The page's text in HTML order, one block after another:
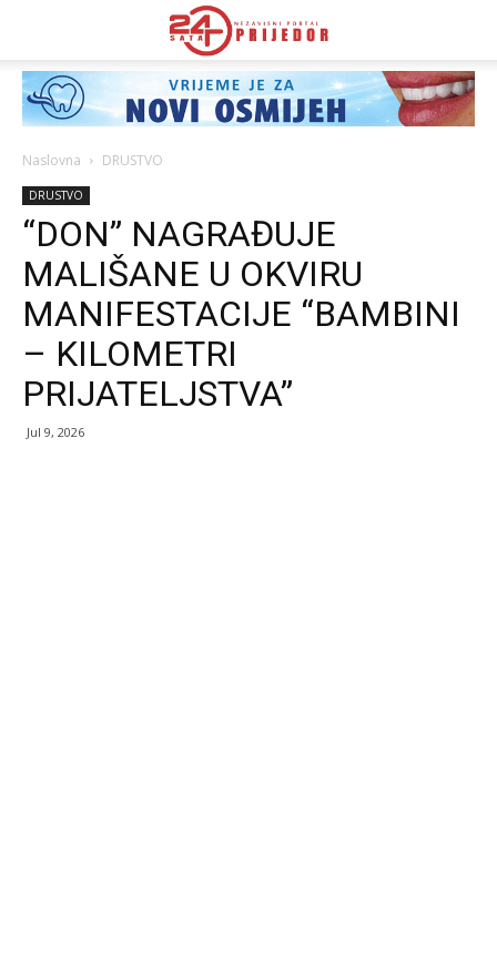
Naslovna DRUSTVO
DRUSTVO
“DON” NAGRAĐUJE
MALIŠANE U OKVIRU
MANIFESTACIJE “BAMBINI
– KILOMETRI
PRIJATELJSTVA”
Jul 9, 2026